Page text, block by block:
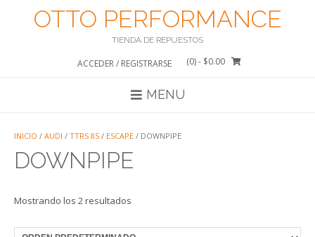
OTTO PERFORMANCE
TIENDA DE REPUESTOS
ACCEDER / REGISTRARSE (0)- $0.00
MENU
INICIO / AUDI / TTRS 8S / ESCAPE / DOWNPIPE
DOWNPIPE
Mostrando los 2 resultados